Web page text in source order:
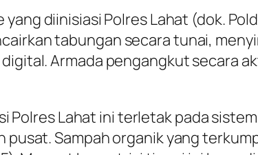
yang diinisiasi Polres Lahat (dok.
tabungan secara tunai,
Armada pengangkut secara
Polres Lahat ini terletak pada
Sampah organik yang